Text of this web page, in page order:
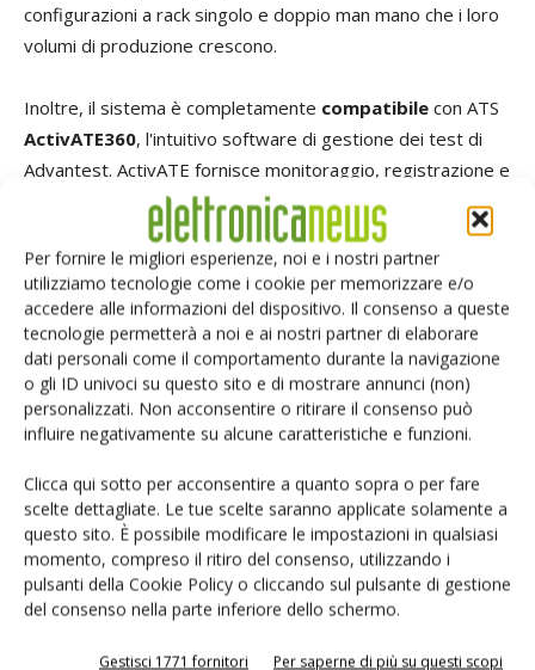
Per fornire le migliori esperienze, noi e i nostri partner
utilizziamo tecnologie come i cookie per memorizzare e/o
accedere alle informazioni del dispositivo. Il consenso a queste
tecnologie permetterà a noi e ai nostri partner di elaborare
dati personali come il comportamento durante la navigazione
o gli ID univoci su questo sito e di mostrare annunci (non)
personalizzati. Non acconsentire o ritirare il consenso può
influire negativamente su alcune caratteristiche e funzioni.
Clicca qui sotto per acconsentire a quanto sopra o per fare
scelte dettagliate. Le tue scelte saranno applicate solamente a
questo sito. È possibile modificare le impostazioni in qualsiasi
momento, compreso il ritiro del consenso, utilizzando i
pulsanti della Cookie Policy o cliccando sul pulsante di gestione
del consenso nella parte inferiore dello schermo.
Gestisci 1771 fornitori Per saperne di più su questi scopi
configurazioni a rack singolo e doppio man mano che i loro
volumi di produzione crescono.
Inoltre, il sistema è completamente compatibile con ATS
ActivATE360, l'intuitivo software di gestione dei test di
Advantest. ActivATE fornisce monitoraggio, registrazione e
controllo in tempo reale chiavi in mano della temperatura,
della corrente e della potenza dei dispositivi, semplificando
lo sviluppo dei programmi e garantendo una perfetta
integrazione negli ambienti di test dei clienti.
TAG Advantest Artificial Intelligence Automotive
HPC
Test
Facebook Twitter
ARTICOLI CORRELATI ALTRO DALL'AUTORE